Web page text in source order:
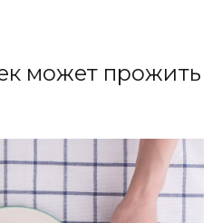
может прожить